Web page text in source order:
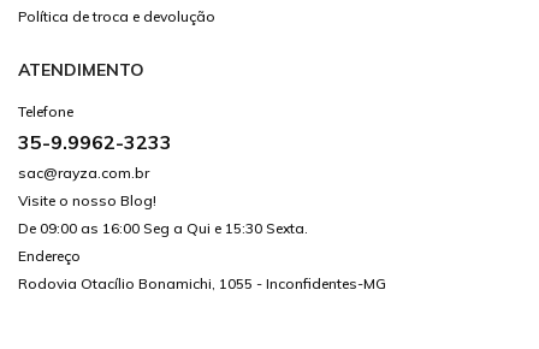
Política de troca e devolução
ATENDIMENTO
Telefone
35-9.9962-3233
sac@rayza.com.br
Visite o nosso Blog!
De 09:00 as 16:00 Seg a Qui e 15:30 Sexta.
Endereço
Rodovia Otacílio Bonamichi, 1055 - Inconfidentes-MG